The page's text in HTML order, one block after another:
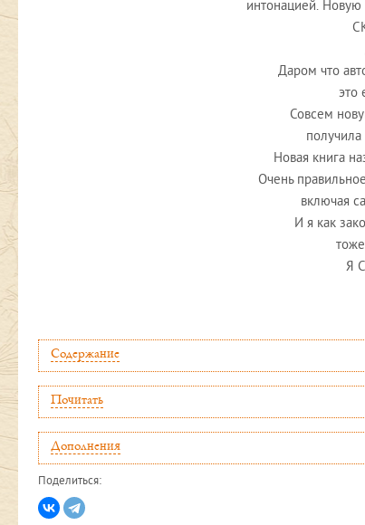
интонацией.
Даром что
это
Совсем
Новая книга
Очень
включая
И я как
Я
Лев
Содержание
Почитать
Дополнения
Поделиться: